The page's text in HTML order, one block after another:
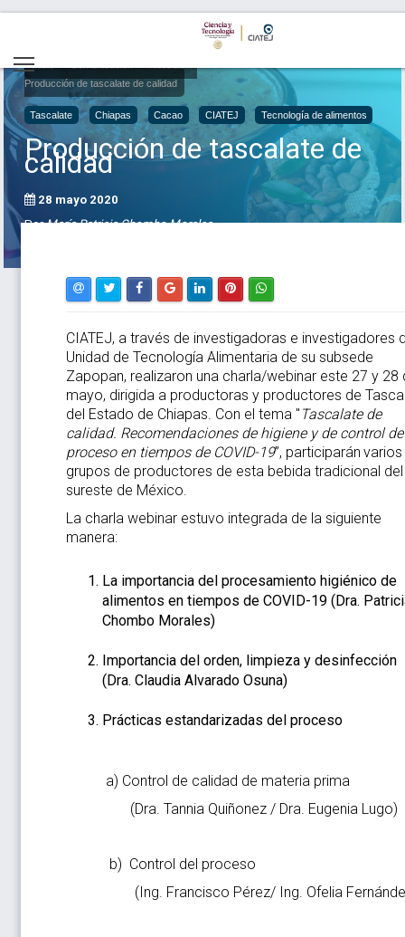
Inicio
Producción de tascalate de calidad
Tascalate Chiapas Cacao CIATEJ Tecnología de alimentos
Producción de tascalate de
calidad
28 mayo 2020
PorMaría Patricia Chombo Morales
CIATEJ, a través de investigadoras e investigadores
Unidad de Tecnología Alimentaria de su subsede
Zapopan, realizaron una charla/webinar este 27 y 28
mayo, dirigida a productoras y productores de
del Estado de Chiapas. Con el tema " Tascalate de
calidad. Recomendaciones de higiene y de control de
proceso en tiempos de COVID-19”, participarán varios
grupos de productores de esta bebida tradicional del
sureste de México.
La charla webinar estuvo integrada de la siguiente
manera:
La importancia del procesamiento higiénico de
alimentos en tiempos de COVID-19 (Dra.
Chombo Morales)
Importancia del orden, limpieza y desinfección
(Dra. Claudia Alvarado Osuna)
Prácticas estandarizadas del proceso
a) Control de calidad de materia prima
(Dra. Tannia Quiñonez / Dra. Eugenia Lugo)
b) Control del proceso
(Ing. Francisco Pérez/ Ing. Ofelia